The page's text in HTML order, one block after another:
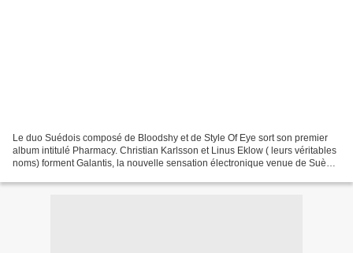
Le duo Suédois composé de Bloodshy et de Style Of Eye sort son premier
album intitulé Pharmacy. Christian Karlsson et Linus Eklow ( leurs véritables
noms) forment Galantis, la nouvelle sensation électronique venue de Suède